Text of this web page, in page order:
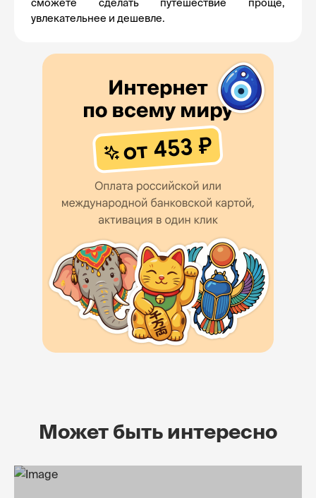
сможете сделать путешествие проще,
увлекательнее и дешевле.
Может быть интересно